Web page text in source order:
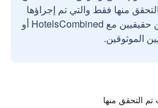
منها فقط والتي تم إجراؤها
بواسطة مستخدمين حقيقيين مع HotelsCombined أو
الموثوقين.